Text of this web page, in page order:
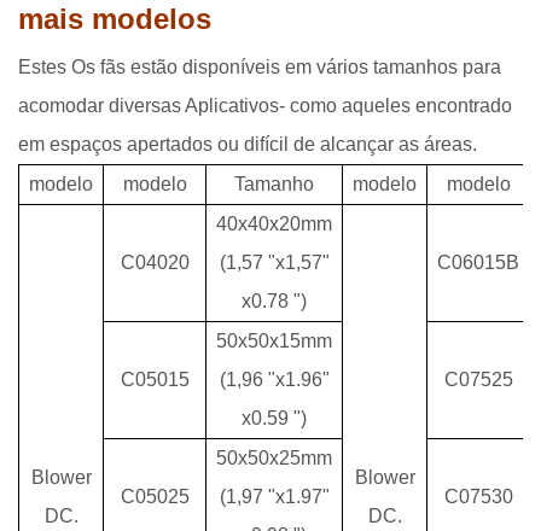
mais modelos
Estes Os fãs estão disponíveis em vários tamanhos para
acomodar diversas Aplicativos- como aqueles encontrado
em espaços apertados ou difícil de alcançar as áreas.
modelo
modelo Tamanho modelo modelo
Blower
DC.
C04020
40x40x20mm
(1,57 "x1,57"
x0.78 ")
Blower
DC.
C06015B
C05015
50x50x15mm
(1,96 "x1.96"
x0.59 ")
C07525
C05025
50x50x25mm
(1,97 "x1.97"
C07530